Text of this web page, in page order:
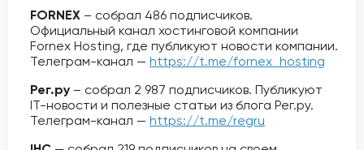
FORNEX – собрал 486 подписчиков.
Официальный канал хостинговой компании
Fornex Hosting, где публикуют новости компании.
Телеграм-канал — https://t.me/fornex_hosting
Рег.ру – собрал 2 987 подписчиков. Публикуют
IT-новости и полезные статьи из блога Рег.ру.
Телеграм-канал — https://t.me/regru